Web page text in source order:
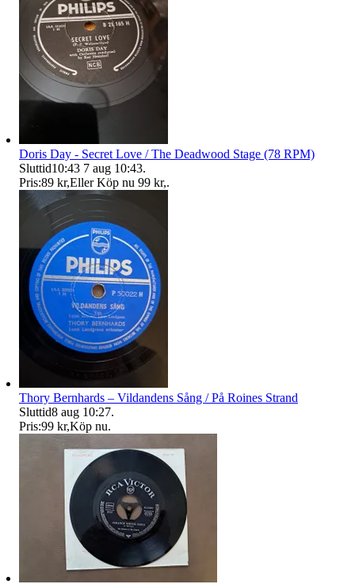
Doris Day - Secret Love / The Deadwood Stage (78 RPM)
Sluttid10:43 7 aug 10:43.
Pris:89 kr,Eller Köp nu 99 kr,.
Thory Bernhards – Vildandens Sång / På Roines Strand
Sluttid8 aug 10:27.
Pris:99 kr,Köp nu.